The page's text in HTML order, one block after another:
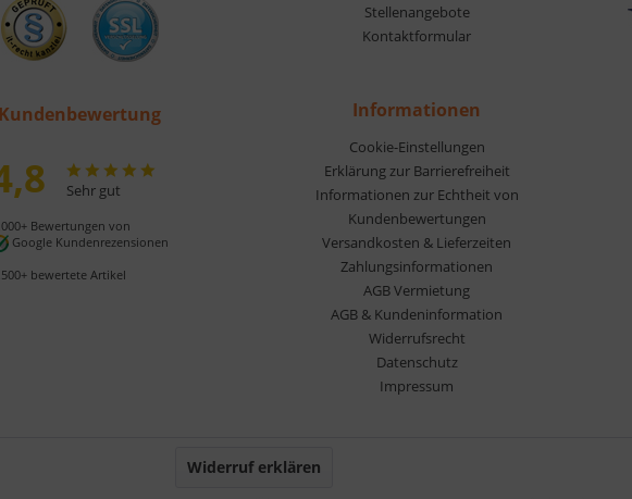
Kundenbewertung
Sehr gut
Bewertungen von
Google Kundenrezensionen
bewertete Artikel
Stellenangebote
Kontaktformular
Informationen
Cookie-Einstellungen
Erklärung zur Barrierefreiheit
Informationen zur Echtheit von
Kundenbewertungen
Versandkosten & Lieferzeiten
Zahlungsinformationen
AGB Vermietung
AGB & Kundeninformation
Widerrufsrecht
Datenschutz
Impressum
Widerruf erklären